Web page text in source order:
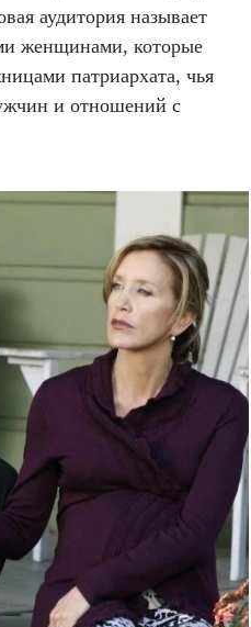
аудитория называет
женщинами, которые
патриархата, чья
и отношений с